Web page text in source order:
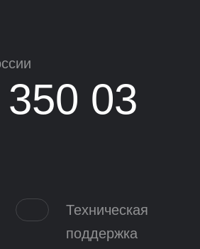
03
Техническая
поддержка